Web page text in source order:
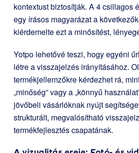
kontextust biztosítják. A 4 csillagos
egy írásos magyarázat a
kiérdemelte ezt a minősítést,
Yotpo lehetővé teszi, hogy egyéni
létre a visszajelzés irányításához.
termékjellemzőkre kérdezhet rá,
„minőség” vagy a „könnyű
jövőbeli vásárlóknak nyújt
strukturált, megvalósítható
termékfejlesztés csapatának.